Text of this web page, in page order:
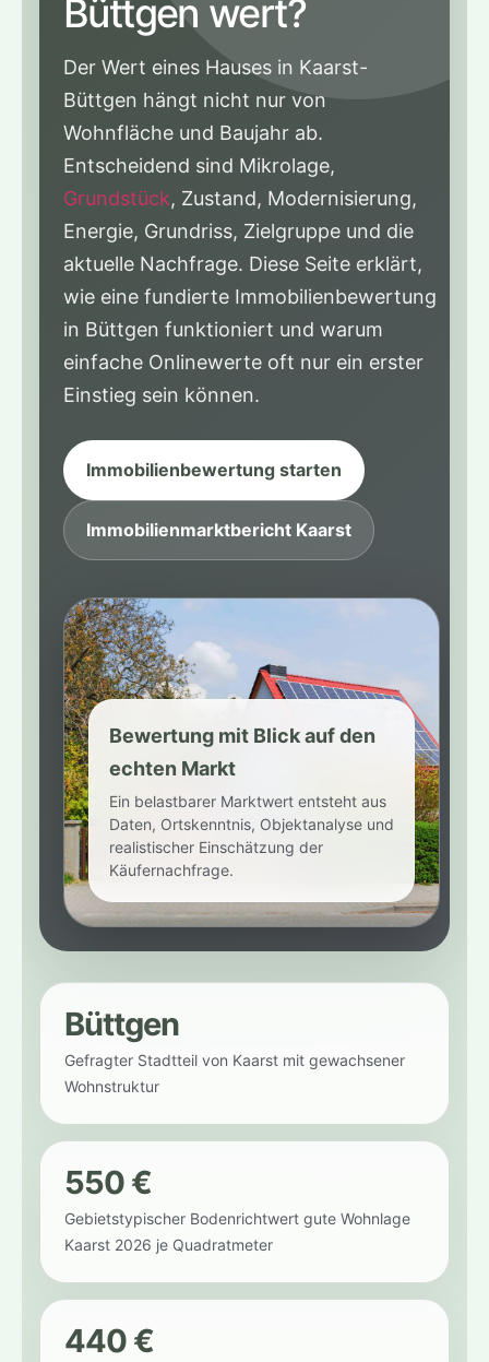
Büttgen wert?
Der Wert eines Hauses in Kaarst-
Büttgen hängt nicht nur von
Wohnfläche und Baujahr ab.
Entscheidend sind Mikrolage,
Grundstück, Zustand, Modernisierung,
Energie, Grundriss, Zielgruppe und die
aktuelle Nachfrage. Diese Seite erklärt,
wie eine fundierte Immobilienbewertung
in Büttgen funktioniert und warum
einfache Onlinewerte oft nur ein erster
Einstieg sein können.
Immobilienbewertung starten
Immobilienmarktbericht Kaarst
Bewertung mit Blick auf den
echten Markt
Ein belastbarer Marktwert entsteht aus
Daten, Ortskenntnis, Objektanalyse und
realistischer Einschätzung der
Käufernachfrage.
Büttgen
Gefragter Stadtteil von Kaarst mit gewachsener
Wohnstruktur
550 €
Gebietstypischer Bodenrichtwert gute Wohnlage
Kaarst 2026 je Quadratmeter
440 €